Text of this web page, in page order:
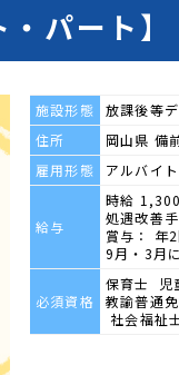
パート】
施設形態
放課後等
住所
岡山県 備
雇用形態
アルバイ
給与
時給
処遇改善
賞与： 年
9月・3月
必須資格
保育士 児
教諭普通
社会福祉